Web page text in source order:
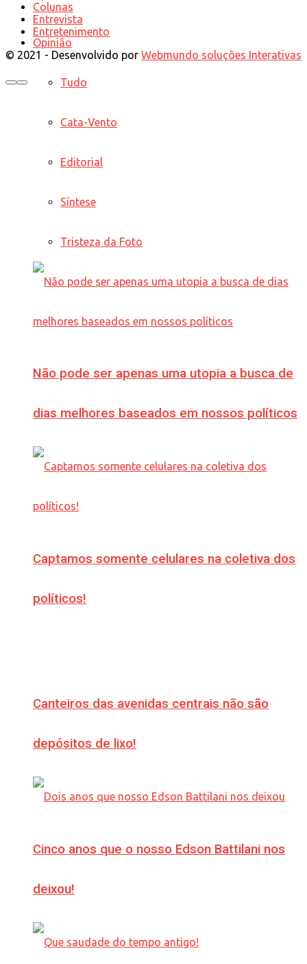
Opinião
Tudo
Cata-Vento
Editorial
Síntese
Tristeza da Foto
Não pode ser apenas uma utopia a busca de
dias melhores baseados em nossos políticos
Captamos somente celulares na coletiva dos
políticos!
Canteiros das avenidas centrais não são
depósitos de lixo!
Cinco anos que o nosso Edson Battilani nos
deixou!
Colunas
Entrevista
Entretenimento
© 2021 - Desenvolvido por Webmundo soluções Interativas